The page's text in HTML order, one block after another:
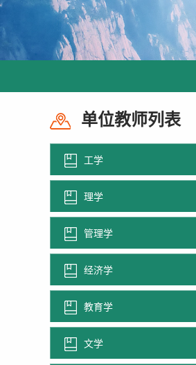
单位教师列表
工学
理学
管理学
经济学
教育学
文学